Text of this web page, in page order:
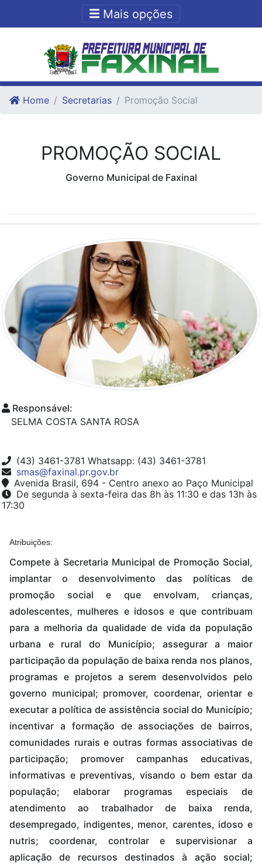
Ir para o fim do conteudo
Mais opções
Home Secretarias Promoção Social
PROMOÇÃO SOCIAL
Governo Municipal de Faxinal
Responsável:
SELMA COSTA SANTA ROSA
(43) 3461-3781 Whatsapp: (43) 3461-3781
smas@faxinal.pr.gov.br
Avenida Brasil, 694 - Centro anexo ao Paço Municipal
De segunda à sexta-feira das 8h às 11:30 e das 13h às
17:30
Atribuições:
Compete à Secretaria Municipal de Promoção Social,
implantar o desenvolvimento das políticas de
promoção social e que envolvam, crianças,
adolescentes, mulheres e idosos e que contribuam
para a melhoria da qualidade de vida da população
urbana e rural do Município; assegurar a maior
participação da população de baixa renda nos planos,
programas e projetos a serem desenvolvidos pelo
governo municipal; promover, coordenar, orientar e
executar a política de assistência social do Município;
incentivar a formação de associações de bairros,
comunidades rurais e outras formas associativas de
participação; promover campanhas educativas,
informativas e preventivas, visando o bem estar da
população; elaborar programas especiais de
atendimento ao trabalhador de baixa renda,
desempregado, indigentes, menor, carentes, idoso e
nutris; coordenar, controlar e supervisionar a
aplicação de recursos destinados à ação social;